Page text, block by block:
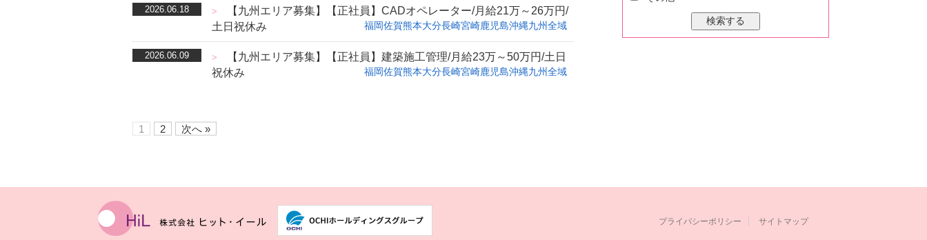
2026.06.18 >
【九州エリア募集】【正社員】CADオペレーター/月給21万～26万円/
土日祝休み
福岡佐賀熊本大分長崎宮崎鹿児島沖縄九州全域
2026.06.09 >
【九州エリア募集】【正社員】建築施工管理/月給23万～50万円/土日
祝休み
福岡佐賀熊本大分長崎宮崎鹿児島沖縄九州全域
1 2 次へ »
プライバシーポリシー サイトマップ